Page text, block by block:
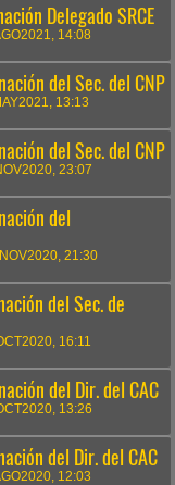
Delegado SRCE
14:08
del Sec. del CNP
13:13
del Sec. del CNP
23:07
del
21:30
del Sec. de
16:11
del Dir. del CAC
13:26
del Dir. del CAC
12:03